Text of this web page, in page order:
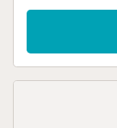
forno,
mar. O
roupa, secador